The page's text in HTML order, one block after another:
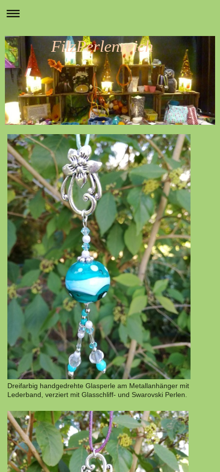
FilzPerlenreich
Dreifarbig handgedrehte Glasperle am Metallanhänger mit
Lederband, verziert mit Glasschliff- und Swarovski Perlen.